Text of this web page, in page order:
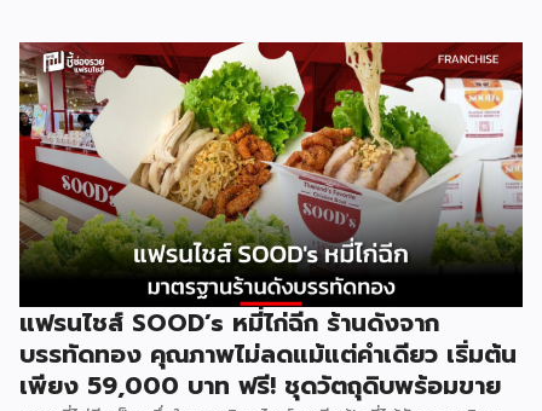
GMF คือการลงทุนที่ไม่สูง ไม่ต้องกังวลเรื่องการคิดสูตรอาหาร
เพราะทุกอย่างมีมาตรฐานจากฟาร์มเฮ้าส์รองรับอยู่แล้ว เหมาะกับ
ผู้ที่อยากมีธุรกิจของตัวเองแต่ไม่มีพื้นฐานด้านการทำอาหาร รู้จัก
Good Morning Farmhouse ก่อนตัดสินใจ Good Morning
Farmhouse เป็นโครงการแฟรนไชส์ภายใต้บริษัทฟาร์มเฮ้าส์ ที่
เปิดโอกาสให้ผู้สนใจมีธุรกิจเป็นของตัวเอง ประกอบการได้ในเวลา
สั้นๆ โดยผู้ร่วมค้าจะได้รับสิทธิ์พิเศษในการซื้อส่วนผสมแซนด์วิช
สูตรเฉพาะจากฟาร์มเฮ้าส์โดยตรง พร้อมการสนับสนุนด้าน
อุปกรณ์ วัตถุดิบ และการอบรมทักษะการทำแซนด์วิชอย่างถูกวิธี
ตามหลักสุขาภิบาลและอนามัย เมนูของแบรนด์มีให้เลือกถึง 8 ไส้
ได้แก่ แซนด์วิชโฮลวีตไส้แฮมหมูหยอง ไส้แฮม ไส้ปูอัด ไส้ไข่ดาว
หมูหยองพริกเผา ไส้เทสตี้แฮม ไส้ทูน่าหมูหยอง ไส้ทูน่า และไส้
หมูหยองพริกเผา ครอบคลุมทั้งรสชาติคลาสสิกและรสชาติที่คน
แฟรนไชส์ SOOD’s หมี่ไก่ฉีก ร้านดังจาก
บรรทัดทอง คุณภาพไม่ลดแม้แต่คำเดียว เริ่มต้น
เพียง 59,000 บาท ฟรี! ชุดวัตถุดิบพร้อมขาย